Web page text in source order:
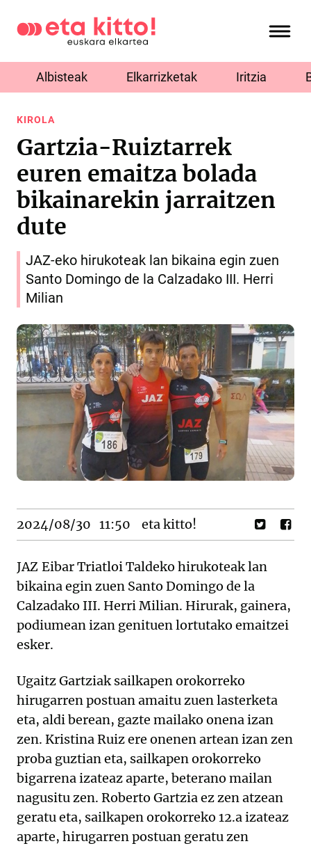
Albisteak Elkarrizketak Iritzia
KIROLA
Gartzia-Ruiztarrek
euren emaitza bolada
bikainarekin jarraitzen
dute
JAZ-eko hirukoteak lan bikaina egin zuen
Santo Domingo de la Calzadako III. Herri
Milian
2024/08/30 11:50 eta kitto!
JAZ Eibar Triatloi Taldeko hirukoteak lan
bikaina egin zuen Santo Domingo de la
Calzadako III. Herri Milian. Hirurak, gainera,
podiumean izan genituen lortutako emaitzei
esker.
Ugaitz Gartziak sailkapen orokorreko
hirugarren postuan amaitu zuen lasterketa
eta, aldi berean, gazte mailako onena izan
zen. Kristina Ruiz ere onenen artean izan zen
proba guztian eta, sailkapen orokorreko
bigarrena izateaz aparte, beterano mailan
nagusitu zen. Roberto Gartzia ez zen atzean
geratu eta, sailkapen orokorreko 12.a izateaz
aparte, hirugarren postuan geratu zen